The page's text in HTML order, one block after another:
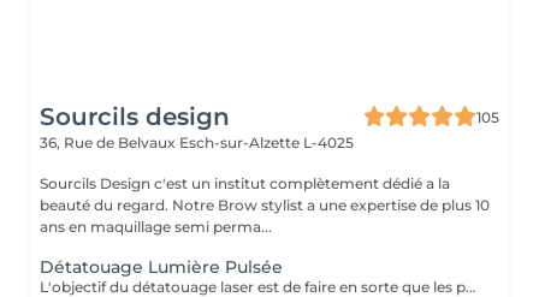
Sourcils design
105
36, Rue de Belvaux Esch-sur-Alzette L-4025
Sourcils Design c'est un institut complètement dédié a la
beauté du regard. Notre Brow stylist a une expertise de plus 10
ans en maquillage semi perma...
Détatouage Lumière Pulsée
L'objectif du détatouage laser est de faire en sorte que les particules d'encre soient digérables par l'organisme. Ainsi le faisceau d'énergie du laser vise le pigment et permet de le faire éclater. Il va ensuite être éliminé par les globules blancs. La quantité de séances dépendra du type d'encre, de la peau et de la technique utilisée par le professionnel qui a réalisé votre tatouage des sourcils. seulement un mois apres la première séance la praticienne pourra déterminer le numéro de séances nécessaires, dans. certaines cas une seule séance suffit comme dans certains outres nous pouvons besoin de trois ou plus. Les poils peuvent temporairement devenir blancs "en raison de l'élimination des pigments" explique l'experte. Cette décoloration est courante et temporaire (en quelques jours seulement, les sourcils retrouvent leur couleur d'origine).